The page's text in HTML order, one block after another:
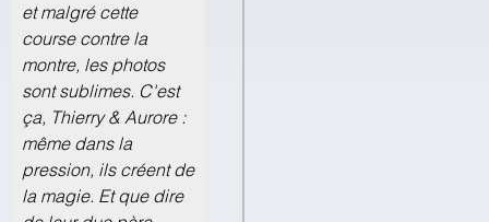
et malgré cette
course contre la
montre, les photos
sont sublimes. C'est
ça, Thierry & Aurore :
même dans la
pression, ils créent de
la magie. Et que dire